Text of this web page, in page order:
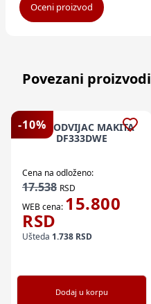
Oceni proizvod
Povezani proizvodi
-10%
AKU ODVIJAC MAKITA
DF333DWE
Cena na odloženo:
17.538 RSD
WEB cena: 15.800
RSD
Ušteda 1.738 RSD
Dodaj u korpu